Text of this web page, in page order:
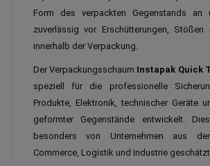
Form des verpackten Gegenstands an
zuverlässig vor Erschütterungen, Stößen
innerhalb der Verpackung.
Der Verpackungsschaum Instapak Quick
speziell für die professionelle
Produkte, Elektronik, technischer Geräte
geformter Gegenstände entwickelt.
besonders von Unternehmen aus
Commerce, Logistik und Industrie geschätzt.